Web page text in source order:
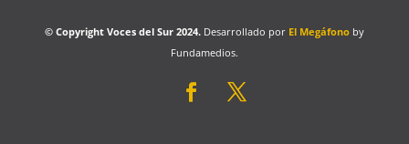
© Copyright Voces del Sur 2024.Desarrollado por El Megáfonoby
Fundamedios.